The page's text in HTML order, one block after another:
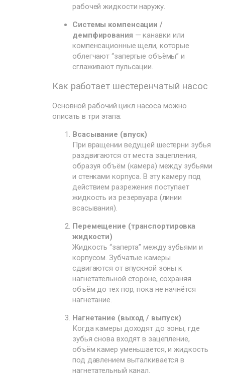
рабочей жидкости наружу.
Системы компенсации /
демпфирования — канавки или
компенсационные щели, которые
облегчают “запертые объёмы” и
сглаживают пульсации.
Как работает шестеренчатый насос
Основной рабочий цикл насоса можно
описать в три этапа:
Всасывание (впуск)
При вращении ведущей шестерни зубья
раздвигаются от места зацепления,
образуя объём (камера) между зубьями
и стенками корпуса. В эту камеру под
действием разрежения поступает
жидкость из резервуара (линии
всасывания).
Перемещение (транспортировка
жидкости)
Жидкость “запертa” между зубьями и
корпусом. Зубчатые камеры
сдвигаются от впускной зоны к
нагнетательной стороне, сохраняя
объём до тех пор, пока не начнётся
нагнетание.
Нагнетание (выход / выпуск)
Когда камеры доходят до зоны, где
зубья снова входят в зацепление,
объём камер уменьшается, и жидкость
под давлением выталкивается в
нагнетательный канал.